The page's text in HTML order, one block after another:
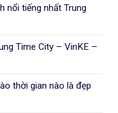
nổi tiếng nhất Trung
Time City – VinKE –
thời gian nào là đẹp